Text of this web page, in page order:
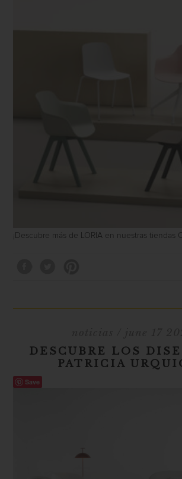
¡Descubre más de LORIA en nuestras tiendas
DESCUBRE LOS
PATRICIA
Save